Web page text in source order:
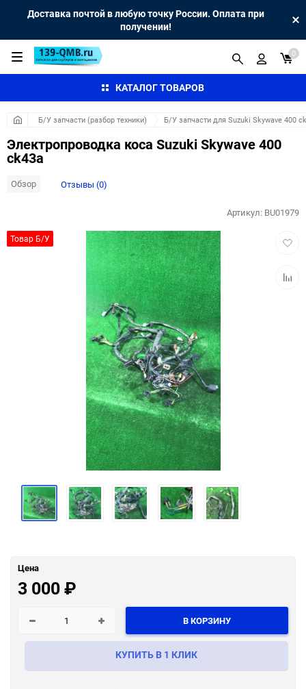
Доставка почтой в любую точку России. Оплата при
получении!
КАТАЛОГ ТОВАРОВ
0
Б/У запчасти (разбор техники) Б/У запчасти для Suzuki Skywave 400
Электропроводка коса Suzuki Skywave 400
ck43a
Обзор Отзывы (0)
Товар Б/У
Артикул: BU01979
Цена
3 000₽
В КОРЗИНУ
КУПИТЬ В 1 КЛИК